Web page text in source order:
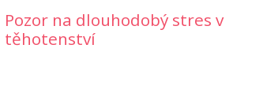
Pozor na dlouhodobý stres v
těhotenství